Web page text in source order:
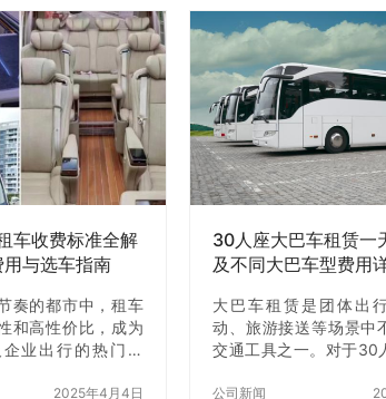
车收费标准全解
与选车指南
奏的都市中，租车
和高性价比，成为
业出行的热门选
租车行业进一步规
2025年4月4日
30人座大巴车租赁一
及不同大巴车型费用
大巴车租赁是团体出
动、旅游接送等场景中
交通工具之一。对于30
解其租赁费用是规划预
公司新闻